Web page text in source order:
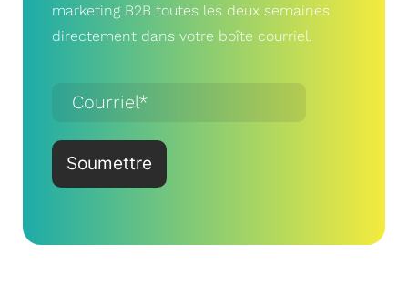
marketing B2B toutes les deux semaines
directement dans votre boîte courriel.